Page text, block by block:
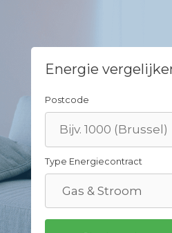
Energie
Postcode
Type Energiecontract